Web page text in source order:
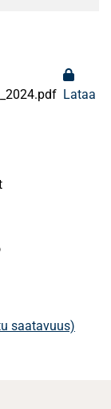
Lataa
saatavuus)